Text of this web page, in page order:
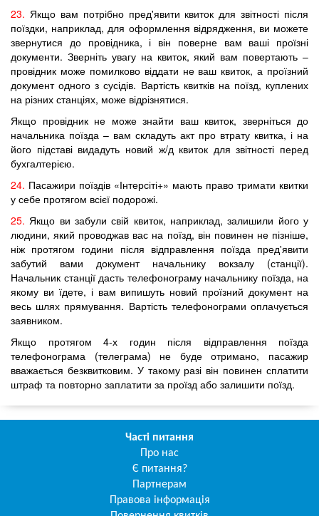
23. Якщо вам потрібно пред'явити квиток для звітності після
поїздки, наприклад, для оформлення відрядження, ви можете
звернутися до провідника, і він поверне вам ваші проїзні
документи. Зверніть увагу на квиток, який вам повертають –
провідник може помилково віддати не ваш квиток, а проїзний
документ одного з сусідів. Вартість квитків на поїзд, куплених
на різних станціях, може відрізнятися.
Якщо провідник не може знайти ваш квиток, зверніться до
начальника поїзда – вам складуть акт про втрату квитка, і на
його підставі видадуть новий ж/д квиток для звітності перед
бухгалтерією.
24. Пасажири поїздів «Інтерсіті+» мають право тримати квитки
у себе протягом всієї подорожі.
25. Якщо ви забули свій квиток, наприклад, залишили його у
людини, який проводжав вас на поїзд, він повинен не пізніше,
ніж протягом години після відправлення поїзда пред'явити
забутий вами документ начальнику вокзалу (станції).
Начальник станції дасть телефонограму начальнику поїзда, на
якому ви їдете, і вам випишуть новий проїзний документ на
весь шлях прямування. Вартість телефонограми оплачується
заявником.
Якщо протягом 4-х годин після відправлення поїзда
телефонограма (телеграма) не буде отримано, пасажир
вважається безквитковим. У такому разі він повинен сплатити
штраф та повторно заплатити за проїзд або залишити поїзд.
Часті питання
Про нас
Є питання?
Партнерам
Правова інформація